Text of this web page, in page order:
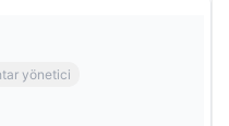
yönetici